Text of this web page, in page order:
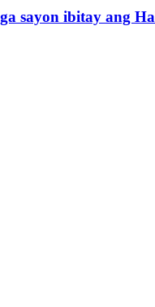
sayon ​​ibitay ang